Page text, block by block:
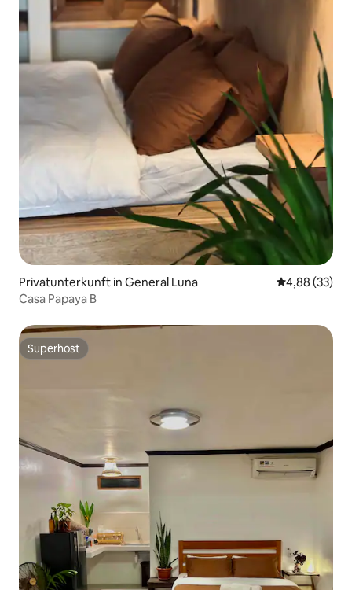
Privatunterkunft in General Luna
4,88 (33)
Casa Papaya B
Superhost
Superhost